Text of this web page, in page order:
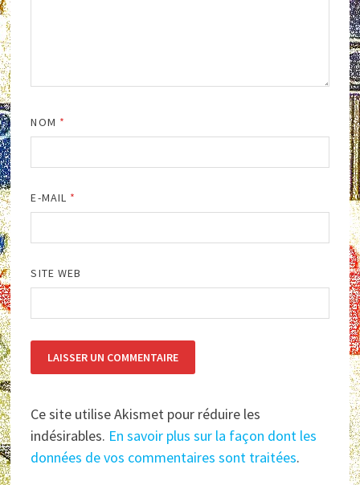
NOM *
E-MAIL *
SITE WEB
Ce site utilise Akismet pour réduire les
indésirables. En savoir plus sur la façon dont les
données de vos commentaires sont traitées.